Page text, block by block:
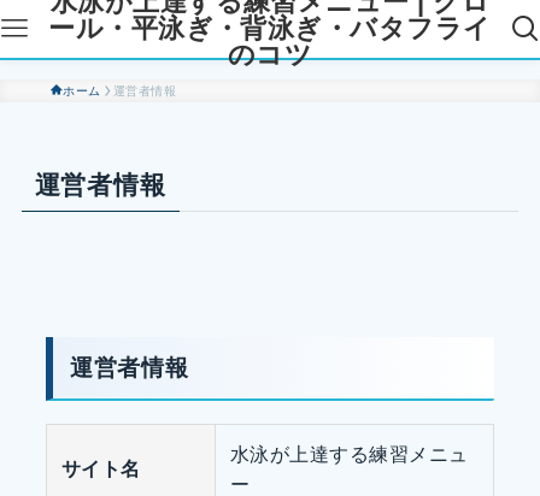
ール・平泳ぎ・背泳ぎ・バタフライ
のコツ
ホーム 運営者情報
運営者情報
運営者情報
サイト名
水泳が上達する練習メニュ
ー